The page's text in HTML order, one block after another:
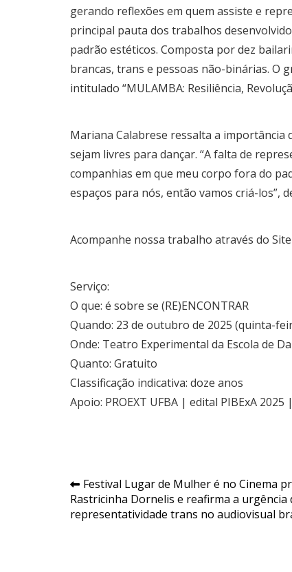
gerando reflexões em quem assiste e
principal pauta dos trabalhos
padrão estéticos. Composta por dez
brancas, trans e pessoas não-binárias. O
intitulado “MULAMBA: Resiliência,
Mariana Calabrese ressalta a importância
sejam livres para dançar. “A falta de
companhias em que meu corpo fora do
espaços para nós, então vamos criá-los”,
Acompanhe nossa trabalho através do
Serviço:
O que: é sobre se (RE)ENCONTRAR
Quando: 23 de outubro de 2025 (quinta-
Onde: Teatro Experimental da Escola de
Quanto: Gratuito
Classificação indicativa: doze anos
Apoio: PROEXT UFBA | edital PIBExA 2025
Navegação
de
Festival Lugar de Mulher é no Cinema
Rastricinha Dornelis e reafirma a urgência
representatividade trans no audiovisual